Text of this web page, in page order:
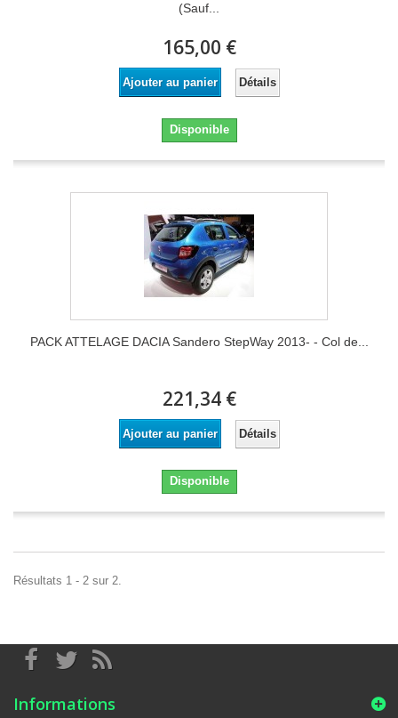
(Sauf...
165,00 €
Ajouter au panier Détails
Disponible
PACK ATTELAGE DACIA Sandero StepWay 2013- - Col de...
221,34 €
Ajouter au panier Détails
Disponible
Résultats 1 - 2 sur 2.
Informations